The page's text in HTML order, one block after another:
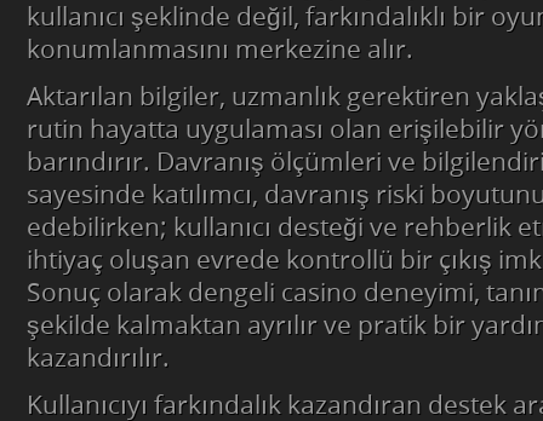
kullanıcı şeklinde değil, farkındalıklı bir
konumlanmasını merkezine alır.
Aktarılan bilgiler, uzmanlık gerektiren
rutin hayatta uygulaması olan erişilebilir
barındırır. Davranış ölçümleri ve
sayesinde katılımcı, davranış riski
edebilirken; kullanıcı desteği ve rehberlik
ihtiyaç oluşan evrede kontrollü bir çıkış
Sonuç olarak dengeli casino deneyimi,
şekilde kalmaktan ayrılır ve pratik bir
kazandırılır.
Kullanıcıyı farkındalık kazandıran destek